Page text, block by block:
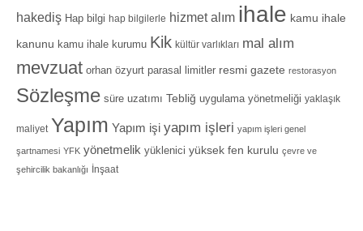
hakediş Hap bilgi hap bilgilerle hizmet alım ihale kamu ihale
kanunu kamu ihale kurumu Kik kültür varlıkları mal alım
mevzuat orhan özyurt parasal limitler resmi gazete restorasyon
Sözleşme süre uzatımı Tebliğ uygulama yönetmeliği yaklaşık
maliyet Yapım Yapım işi yapım işleri yapım işleri genel
şartnamesi YFK yönetmelik yüklenici yüksek fen kurulu çevre ve
şehircilik bakanlığı İnşaat